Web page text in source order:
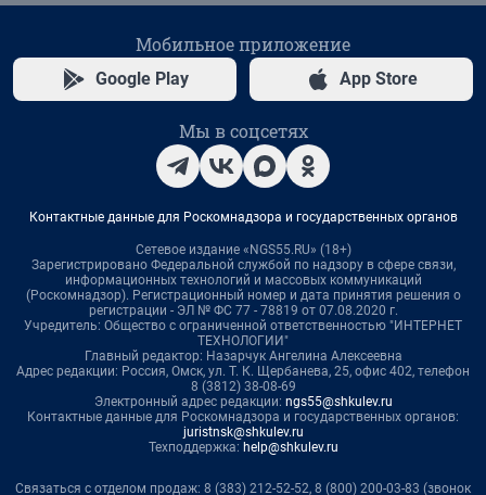
Мобильное приложение
Google Play App Store
Мы в соцсетях
Контактные данные для Роскомнадзора и государственных органов
Сетевое издание «NGS55.RU» (18+)
Зарегистрировано Федеральной службой по надзору в сфере связи,
информационных технологий и массовых коммуникаций
(Роскомнадзор). Регистрационный номер и дата принятия решения о
регистрации - ЭЛ № ФС 77 - 78819 от 07.08.2020 г.
Учредитель: Общество с ограниченной ответственностью "ИНТЕРНЕТ
ТЕХНОЛОГИИ"
Главный редактор: Назарчук Ангелина Алексеевна
Адрес редакции: Россия, Омск, ул. Т. К. Щербанева, 25, офис 402, телефон
8 (3812) 38-08-69
Электронный адрес редакции: ngs55@shkulev.ru
Контактные данные для Роскомнадзора и государственных органов:
juristnsk@shkulev.ru
Техподдержка: help@shkulev.ru
Связаться с отделом продаж: 8 (383) 212-52-52, 8 (800) 200-03-83 (звонок